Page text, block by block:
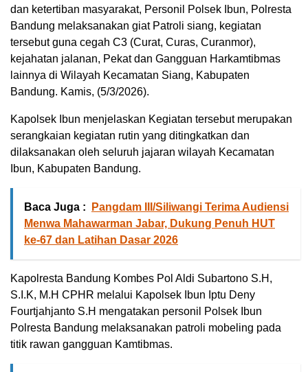
dan ketertiban masyarakat, Personil Polsek Ibun, Polresta
Bandung melaksanakan giat Patroli siang, kegiatan
tersebut guna cegah C3 (Curat, Curas, Curanmor),
kejahatan jalanan, Pekat dan Gangguan Harkamtibmas
lainnya di Wilayah Kecamatan Siang, Kabupaten
Bandung. Kamis, (5/3/2026).
Kapolsek Ibun menjelaskan Kegiatan tersebut merupakan
serangkaian kegiatan rutin yang ditingkatkan dan
dilaksanakan oleh seluruh jajaran wilayah Kecamatan
Ibun, Kabupaten Bandung.
Baca Juga :
Pangdam III/Siliwangi Terima Audiensi
Menwa Mahawarman Jabar, Dukung Penuh HUT
ke-67 dan Latihan Dasar 2026
Kapolresta Bandung Kombes Pol Aldi Subartono S.H,
S.I.K, M.H CPHR melalui Kapolsek Ibun Iptu Deny
Fourtjahjanto S.H mengatakan personil Polsek Ibun
Polresta Bandung melaksanakan patroli mobeling pada
titik rawan gangguan Kamtibmas.